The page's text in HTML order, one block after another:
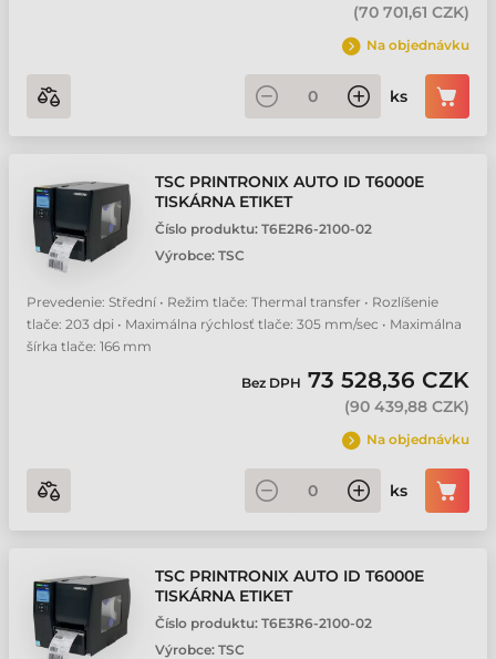
(70 701,61 CZK)
Na objednávku
ks
TSC PRINTRONIX AUTO ID T6000E
TISKÁRNA ETIKET
Číslo produktu: T6E2R6-2100-02
Výrobce: TSC
Prevedenie: Střední • Režim tlače: Thermal transfer • Rozlíšenie
tlače: 203 dpi • Maximálna rýchlosť tlače: 305 mm/sec • Maximálna
šírka tlače: 166 mm
Bez DPH 73 528,36 CZK
(90 439,88 CZK)
Na objednávku
ks
TSC PRINTRONIX AUTO ID T6000E
TISKÁRNA ETIKET
Číslo produktu: T6E3R6-2100-02
Výrobce: TSC